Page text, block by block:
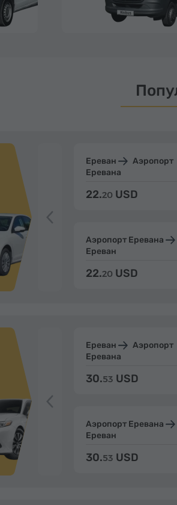
Ереван
Аэропорт
Еревана
22.20 USD
Аэропорт Еревана
Ереван
22.20 USD
Ереван
Аэропорт
Еревана
30.53 USD
Аэропорт Еревана
Ереван
30.53 USD